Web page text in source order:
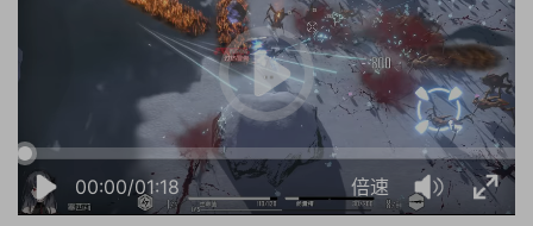
00:00/01:18 倍速